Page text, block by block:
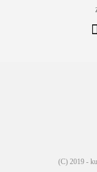
(C) 2019 -